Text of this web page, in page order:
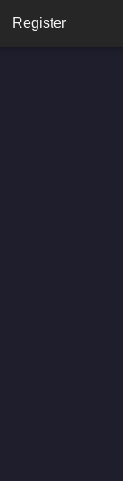
Register